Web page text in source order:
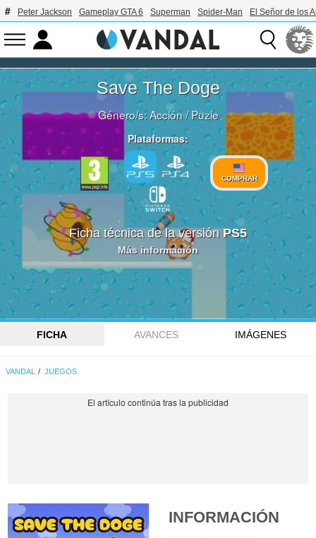
Peter Jackson Gameplay GTA 6 Superman Spider-Man El Señor de los
Save The Doge
Género/s:Acción/Puzle
Plataformas:
COMPRAR
Ficha técnica de la versión PS5
Más información
FICHA AVANCES IMÁGENES
VANDAL JUEGOS
INFORMACIÓN